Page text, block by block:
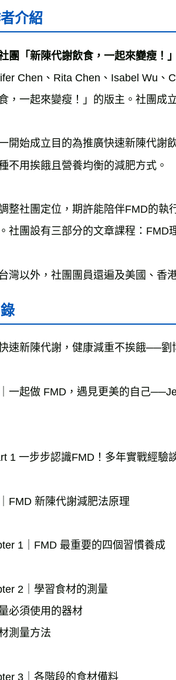
介紹
Chen、Rita Chen、Isabel Wu、
，一起來變瘦！」的版主。社團成
開始成立目的為推廣快速新陳代謝
不用挨餓且營養均衡的減肥方式。
整社團定位，期許能陪伴FMD的執
社團設有三部分的文章課程：FMD
灣以外，社團團員還遍及美國、香
速新陳代謝，健康減重不挨餓──劉
一起做 FMD，遇見更美的自己
1 一步步認識FMD！多年實戰經驗
FMD 新陳代謝減肥法原理
1｜FMD 最重要的四個習慣養成
2｜學習食材的測量
必須使用的器材
測量方法
3｜各階段的食材備料